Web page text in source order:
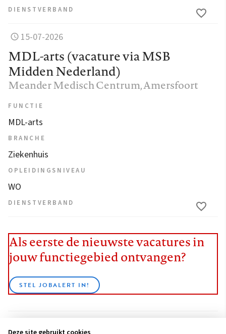
DIENSTVERBAND
15-07-2026
MDL-arts (vacature via MSB
Midden Nederland)
Meander Medisch Centrum, Amersfoort
FUNCTIE
MDL-arts
BRANCHE
Ziekenhuis
OPLEIDINGSNIVEAU
WO
DIENSTVERBAND
Als eerste de nieuwste vacatures in
jouw functiegebied ontvangen?
STEL JOBALERT IN!